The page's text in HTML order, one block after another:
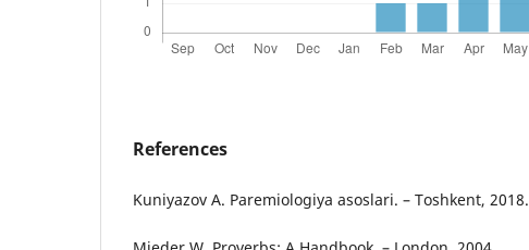
References
Kuniyazov A. Paremiologiya asoslari. – Toshkent, 2018.